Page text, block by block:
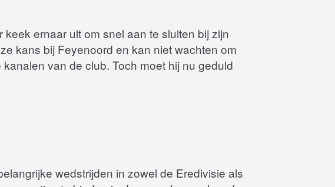
ernaar uit om snel aan te sluiten bij zijn
kans bij Feyenoord en kan niet wachten om
van de club. Toch moet hij nu geduld
wedstrijden in zowel de Eredivisie als